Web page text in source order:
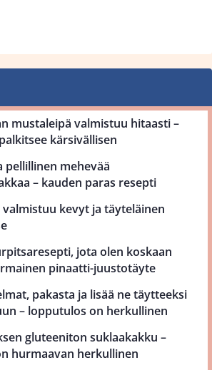
mustaleipä valmistuu hitaasti –
kärsivällisen
pellillinen mehevää
– kauden paras resepti
valmistuu kevyt ja täyteläinen
jota olen koskaan
pinaatti-juustotäyte
pakasta ja lisää ne täytteeksi
– lopputulos on herkullinen
gluteeniton suklaakakku –
hurmaavan herkullinen